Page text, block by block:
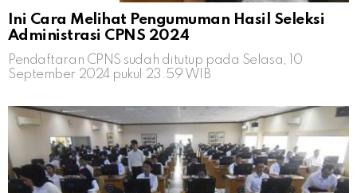
Ini Cara Melihat Pengumuman Hasil Seleksi
Administrasi CPNS 2024
Pendaftaran CPNS sudah ditutup pada Selasa, 10
September 2024 pukul 23.59 WIB